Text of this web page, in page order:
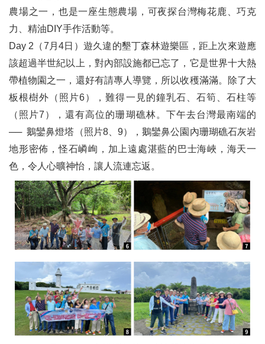
農場之一，也是一座生態農場，可夜探台灣梅花鹿、巧克
力、精油DIY手作活動等。
Day 2（7月4日）遊久違的墾丁森林遊樂區，距上次來遊應
該超過半世紀以上，對內部設施都已忘了，它是世界十大熱
帶植物園之一，還好有請專人導覽，所以收穫滿滿。除了大
板根樹外（照片6），難得一見的鐘乳石、石筍、石柱等
（照片7），還有高位的珊瑚礁林。下午去台灣最南端的
── 鵝鑾鼻燈塔（照片8、9），鵝鑾鼻公園內珊瑚礁石灰岩
地形密佈，怪石嶙峋，加上遠處湛藍的巴士海峽，海天一
色，令人心曠神怡，讓人流連忘返。